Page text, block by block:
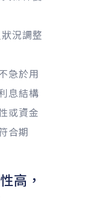
況調整
急於用
息結構
或資金
合期
高，